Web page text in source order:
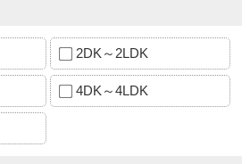
2DK～2LDK
4DK～4LDK